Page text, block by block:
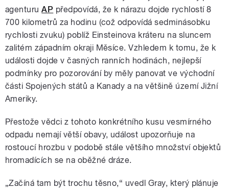
agenturuAP předpovídá, že k nárazu dojde rychlostí 8
700 kilometrů za hodinu (což odpovídá sedminásobku
rychlosti zvuku) poblíž Einsteinova kráteru na sluncem
zalitém západním okraji Měsíce. Vzhledem k tomu, že k
události dojde v časných ranních hodinách, nejlepší
podmínky pro pozorování by měly panovat ve východní
části Spojených států a Kanady a na většině území Jižní
Ameriky.
Přestože vědci z tohoto konkrétního kusu vesmírného
odpadu nemají větší obavy, událost upozorňuje na
rostoucí hrozbu v podobě stále většího množství objektů
hromadících se na oběžné dráze.
„Začíná tam být trochu těsno,“ uvedl Gray, který plánuje